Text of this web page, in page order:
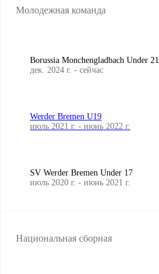
Молодежная команда
Borussia Monchengladbach Under 21
дек. 2024 г. - сейчас
Werder Bremen U19
июль 2021 г. - июнь 2022 г.
SV Werder Bremen Under 17
июль 2020 г. - июнь 2021 г.
Национальная сборная